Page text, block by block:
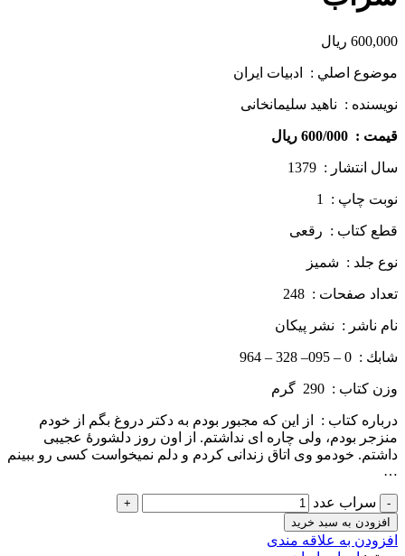
600,000 ریال
موضوع اصلي : ادبیات ایران
نويسنده : ناهید سلیمان­خانی
قيمت : 600/000 ريال
سال انتشار : 1379
نوبت چاپ : 1
قطع كتاب : رقعی
نوع جلد : شمیز
تعداد صفحات : 248
نام ناشر : نشر پيكان
شابك : 0 – 095– 328 – 964
وزن كتاب : 290 گرم
درباره كتاب : از این که مجبور بودم به دکتر دروغ بگم از خودم
منزجر بودم، ولی چاره­ ای نداشتم. از اون روز دلشورۀ عجیبی
داشتم. خودمو وی اتاق زندانی کردم و دلم نمی­خواست کسی رو ببینم
…
سراب عدد
افزودن به سبد خرید
افزودن به علاقه مندی